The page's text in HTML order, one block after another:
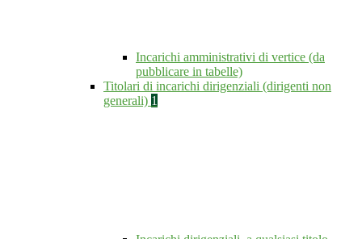
Incarichi amministrativi di vertice (da
pubblicare in tabelle)
Titolari di incarichi dirigenziali (dirigenti non
generali) 1